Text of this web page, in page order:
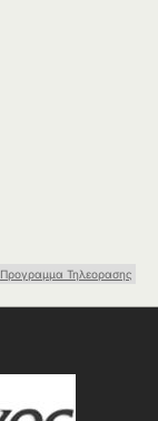
Προγραμμα Τηλεορασης